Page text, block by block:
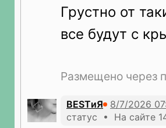
Грустно от
все будут с
Размещено через
ВЕSTиЯ
статус • На сайте